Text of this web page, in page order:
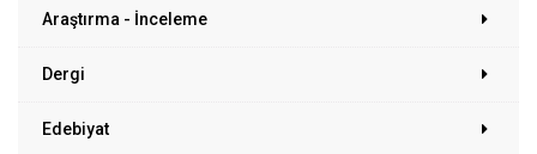
Araştırma - İnceleme
Dergi
Edebiyat